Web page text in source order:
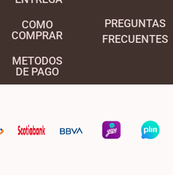
COMO
COMPRAR
METODOS
DE PAGO
PREGUNTAS
FRECUENTES